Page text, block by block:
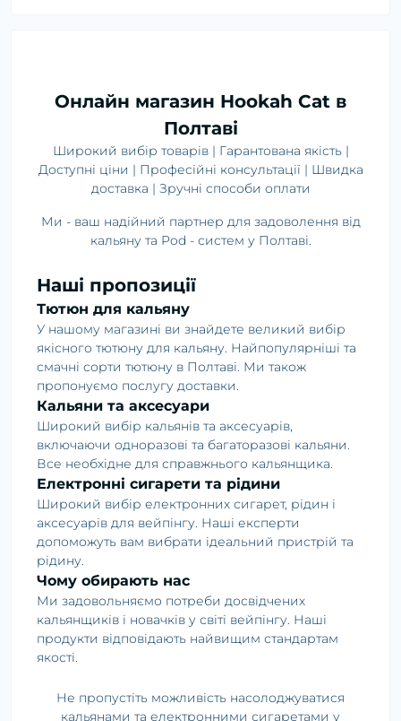
Онлайн магазин Hookah Cat в
Полтаві
Широкий вибір товарів | Гарантована якість |
Доступні ціни | Професійні консультації | Швидка
доставка | Зручні способи оплати
Ми - ваш надійний партнер для задоволення від
кальяну та Pod - систем у Полтаві.
Наші пропозиції
Тютюн для кальяну
У нашому магазині ви знайдете великий вибір
якісного тютюну для кальяну. Найпопулярніші та
смачні сорти тютюну в Полтаві. Ми також
пропонуємо послугу доставки.
Кальяни та аксесуари
Широкий вибір кальянів та аксесуарів,
включаючи одноразові та багаторазові кальяни.
Все необхідне для справжнього кальянщика.
Електронні сигарети та рідини
Широкий вибір електронних сигарет, рідин і
аксесуарів для вейпінгу. Наші експерти
допоможуть вам вибрати ідеальний пристрій та
рідину.
Чому обирають нас
Ми задовольняємо потреби досвідчених
кальянщиків і новачків у світі вейпінгу. Наші
продукти відповідають найвищим стандартам
якості.
Не пропустіть можливість насолоджуватися
кальянами та електронними сигаретами у